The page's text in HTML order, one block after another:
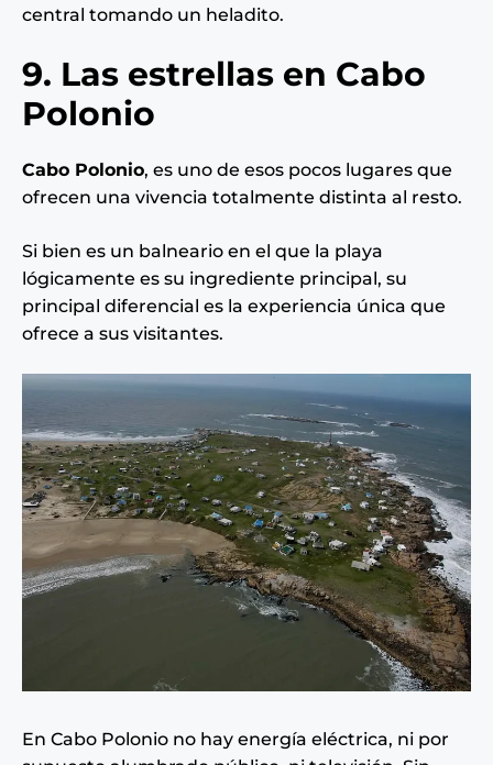
central tomando un heladito.
9. Las estrellas en Cabo
Polonio
Cabo Polonio, es uno de esos pocos lugares que
ofrecen una vivencia totalmente distinta al resto.
Si bien es un balneario en el que la playa
lógicamente es su ingrediente principal, su
principal diferencial es la experiencia única que
ofrece a sus visitantes.
En Cabo Polonio no hay energía eléctrica, ni por